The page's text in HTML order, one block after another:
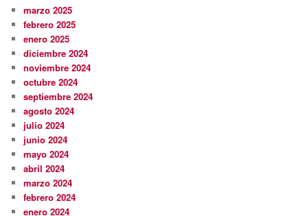
marzo 2025
febrero 2025
enero 2025
diciembre 2024
noviembre 2024
octubre 2024
septiembre 2024
agosto 2024
julio 2024
junio 2024
mayo 2024
abril 2024
marzo 2024
febrero 2024
enero 2024